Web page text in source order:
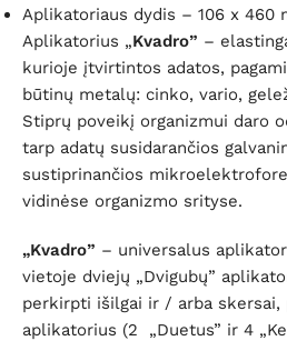
Aplikatoriaus dydis – 106 x 460
Aplikatorius „Kvadro” –
kurioje įtvirtintos adatos,
būtinų metalų: cinko, vario,
Stiprų poveikį organizmui daro
tarp adatų susidarančios
sustiprinančios
vidinėse organizmo srityse.
„Kvadro” – universalus
vietoje dviejų „Dvigubų”
perkirpti išilgai ir / arba skersai,
aplikatorius (2 „Duetus” ir 4